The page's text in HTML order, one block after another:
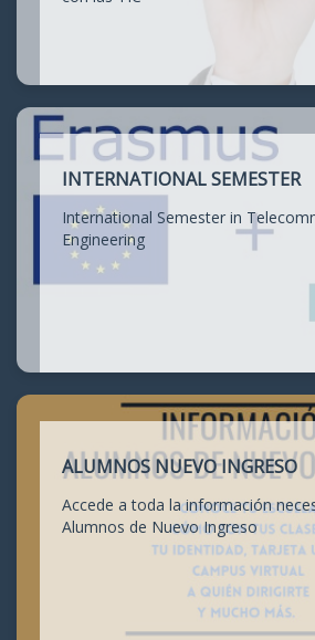
INTERNATIONAL SEMESTER
International Semester in
Engineering
ALUMNOS NUEVO INGRESO
Accede a toda la información
Alumnos de Nuevo Ingreso